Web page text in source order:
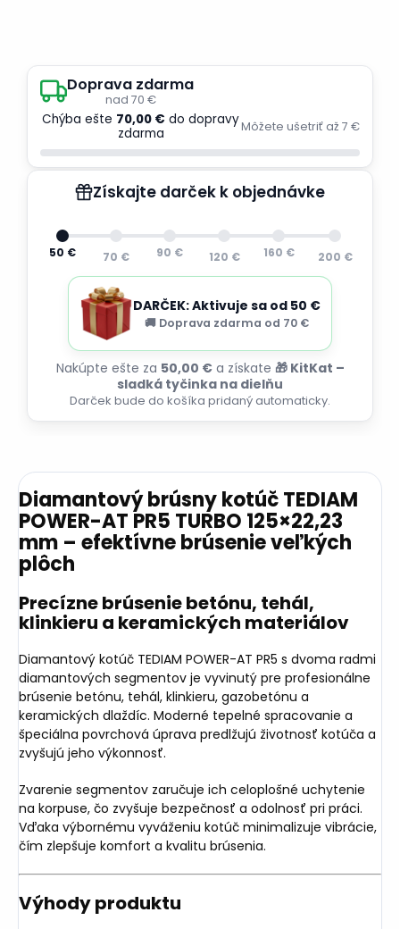
Doprava zdarma
nad 70 €
Chýba ešte 70,00 € do dopravy
zdarma
Môžete ušetriť až 7 €
Získajte darček k objednávke
50 € 70 € 90 € 120 € 160 € 200 €
DARČEK: Aktivuje sa od 50 €
🚚 Doprava zdarma od 70 €
Nakúpte ešte za 50,00 €a získate 🎁 KitKat –
sladká tyčinka na dielňu
Darček bude do košíka pridaný automaticky.
Diamantový brúsny kotúč TEDIAM
POWER-AT PR5 TURBO 125×22,23
mm – efektívne brúsenie veľkých
plôch
Precízne brúsenie betónu, tehál,
klinkieru a keramických materiálov
Diamantový kotúč TEDIAM POWER-AT PR5 s dvoma radmi
diamantových segmentov je vyvinutý pre profesionálne
brúsenie betónu, tehál, klinkieru, gazobetónu a
keramických dlaždíc. Moderné tepelné spracovanie a
špeciálna povrchová úprava predlžujú životnosť kotúča a
zvyšujú jeho výkonnosť.
Zvarenie segmentov zaručuje ich celoplošné uchytenie
na korpuse, čo zvyšuje bezpečnosť a odolnosť pri práci.
Vďaka výbornému vyváženiu kotúč minimalizuje vibrácie,
čím zlepšuje komfort a kvalitu brúsenia.
Výhody produktu